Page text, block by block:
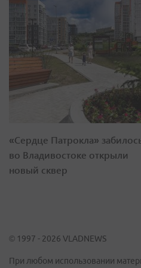
«Сердце Патрокла»
во Владивостоке открыли
новый сквер
© 1997 - 2026 VLADNEWS
При любом использовании